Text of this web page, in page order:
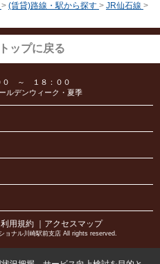
> (賃貸)路線・駅から探す > JR仙石線 >
ップに戻る
０ ～ １８：００
ルデンウィーク・夏季
利用規約 ｜アクセスマップ
ョナル川崎駅前支店 All rights reserved.